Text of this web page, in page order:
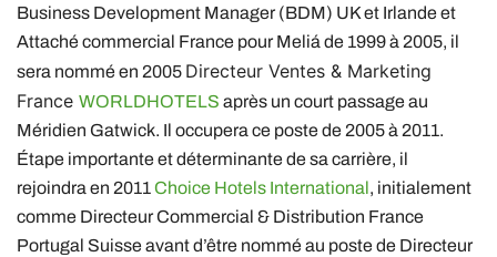
Business Development Manager (BDM) UK et Irlande et
Attaché commercial France pour Meliá de 1999 à 2005, il
sera nommé en 2005 Directeur Ventes & Marketing
France WORLDHOTELS après un court passage au
Méridien Gatwick. Il occupera ce poste de 2005 à 2011.
Étape importante et déterminante de sa carrière, il
rejoindra en 2011Choice Hotels International, initialement
comme Directeur Commercial & Distribution France
Portugal Suisse avant d’être nommé au poste de Directeur